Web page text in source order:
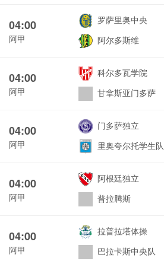
04:00
阿甲
罗萨里奥中央
阿尔多斯维
04:00
阿甲
科尔多瓦学院
甘拿斯亚门多萨
04:00
阿甲
门多萨独立
里奥夸尔托学生队
04:00
阿甲
阿根廷独立
普拉腾斯
04:00
阿甲
拉普拉塔体操
巴拉卡斯中央队